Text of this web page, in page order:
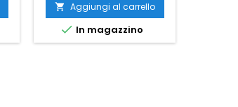
 Aggiungi al carrello
 In magazzino